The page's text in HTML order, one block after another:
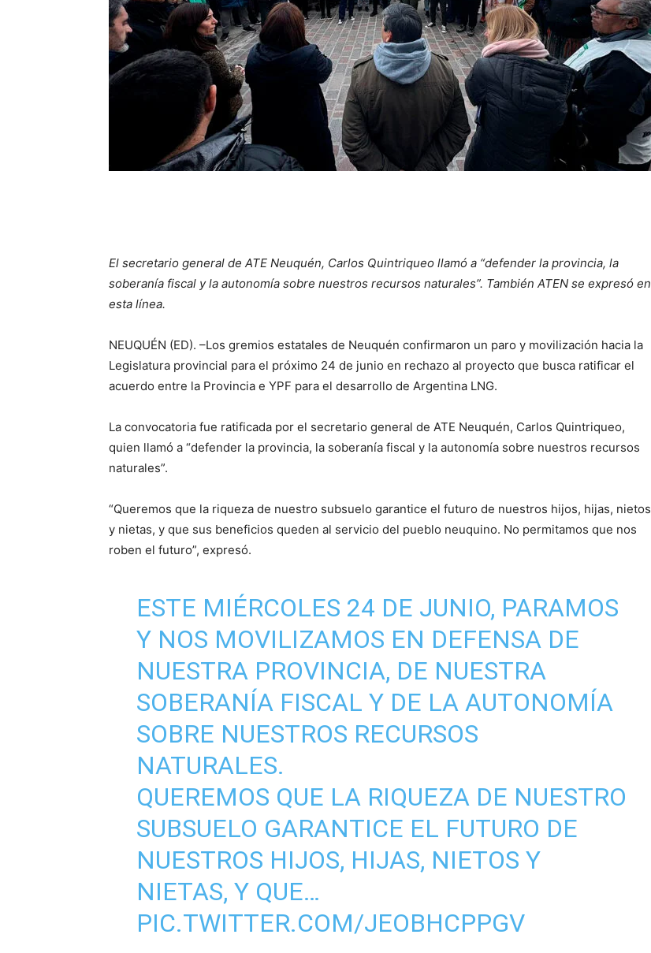
El secretario general de ATE Neuquén, Carlos Quintriqueo llamó a “defender la provincia, la
soberanía fiscal y la autonomía sobre nuestros recursos naturales”. También ATEN se expresó en
esta línea.
NEUQUÉN (ED). –Los gremios estatales de Neuquén confirmaron un paro y movilización hacia la
Legislatura provincial para el próximo 24 de junio en rechazo al proyecto que busca ratificar el
acuerdo entre la Provincia e YPF para el desarrollo de Argentina LNG.
La convocatoria fue ratificada por el secretario general de ATE Neuquén, Carlos Quintriqueo,
quien llamó a “defender la provincia, la soberanía fiscal y la autonomía sobre nuestros recursos
naturales”.
“Queremos que la riqueza de nuestro subsuelo garantice el futuro de nuestros hijos, hijas, nietos
y nietas, y que sus beneficios queden al servicio del pueblo neuquino. No permitamos que nos
roben el futuro”, expresó.
ESTE MIÉRCOLES 24 DE JUNIO, PARAMOS
Y NOS MOVILIZAMOS EN DEFENSA DE
NUESTRA PROVINCIA, DE NUESTRA
SOBERANÍA FISCAL Y DE LA AUTONOMÍA
SOBRE NUESTROS RECURSOS
NATURALES.
QUEREMOS QUE LA RIQUEZA DE NUESTRO
SUBSUELO GARANTICE EL FUTURO DE
NUESTROS HIJOS, HIJAS, NIETOS Y
NIETAS, Y QUE…
PIC.TWITTER.COM/JEOBHCPPGV